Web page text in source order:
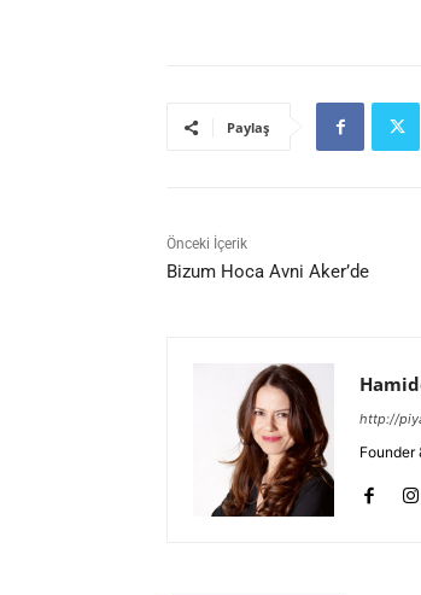
Paylaş
Önceki İçerik
Bizum Hoca Avni Aker’de
http://
Founder